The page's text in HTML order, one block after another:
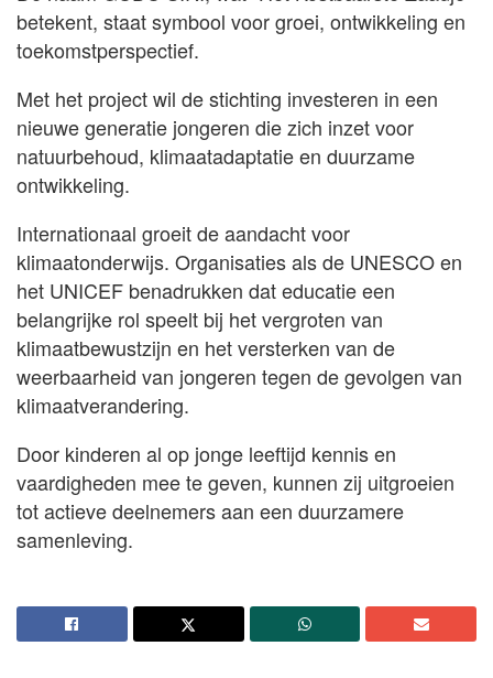
betekent, staat symbool voor groei, ontwikkeling en
toekomstperspectief.
Met het project wil de stichting investeren in een
nieuwe generatie jongeren die zich inzet voor
natuurbehoud, klimaatadaptatie en duurzame
ontwikkeling.
Internationaal groeit de aandacht voor
klimaatonderwijs. Organisaties als de UNESCO en
het UNICEF benadrukken dat educatie een
belangrijke rol speelt bij het vergroten van
klimaatbewustzijn en het versterken van de
weerbaarheid van jongeren tegen de gevolgen van
klimaatverandering.
Door kinderen al op jonge leeftijd kennis en
vaardigheden mee te geven, kunnen zij uitgroeien
tot actieve deelnemers aan een duurzamere
samenleving.